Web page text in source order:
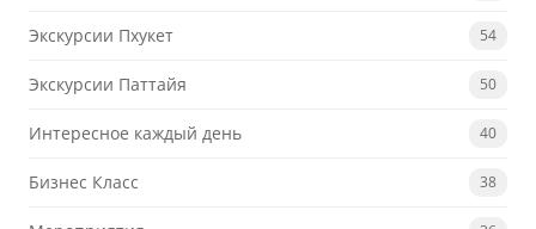
Экскурсии Пхукет 54
Экскурсии Паттайя 50
Интересное каждый день 40
Бизнес Класс 38